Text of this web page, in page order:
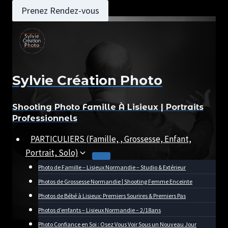
contenu
Prenez Rendez-vous
Sylvie Création Photo
Shooting Photo Famille À Lisieux | Portraits
Professionnels
PARTICULIERS (Famille, , Grossesse, Enfant,
Portrait, Solo)
Photo de Famille – Lisieux Normandie – Studio & Extérieur
Photos de Grossesse Normandie | Shooting Femme Enceinte
Photos de Bébé à Lisieux: Premiers Sourires & Premiers Pas
Photos d’enfants – Lisieux Normandie – 2/18ans
Photo Confiance en Soi : Osez Vous Voir Sous un Nouveau Jour